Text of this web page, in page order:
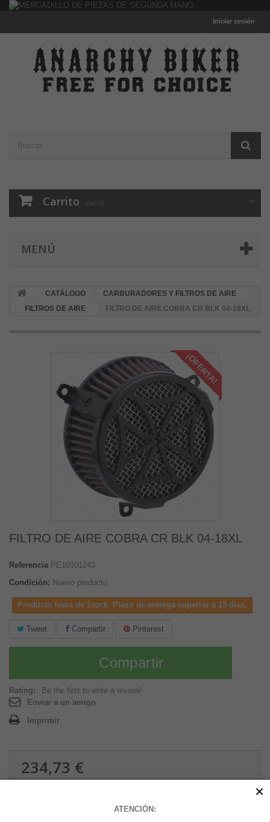
Iniciar sesión
Carrito vacío
MENÚ
CATÁLOGO
CARBURADORES Y FILTROS DE AIRE
FILTROS DE AIRE
FILTRO DE AIRE COBRA CR BLK 04-18XL
¡OFERTA!
FILTRO DE AIRE COBRA CR BLK 04-18XL
Referencia PE10101243
Condición: Nuevo producto
Producto fuera de Stock. Plazo de entrega superior a 15 días.
Tweet Compartir Pinterest
Compartir
Rating:
Be the first to write a review!
Enviar a un amigo
Imprimir
234,73 €
ATENCIÓN:
×